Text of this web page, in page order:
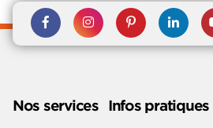
Rejoignez nous sur
Suivez-nous sur
Suivez-
Nos services Infos pratiques